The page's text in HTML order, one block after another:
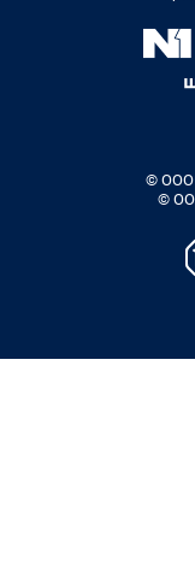
© ООО
©